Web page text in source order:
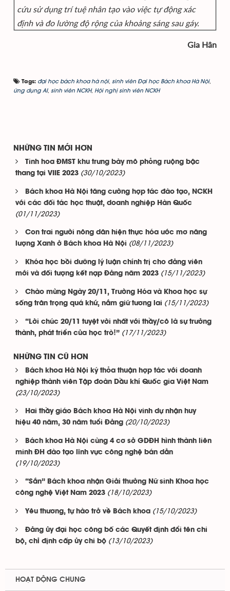
cứu sử dụng trí tuệ nhân tạo vào việc tự động xác
định và đo lường độ rộng của khoảng sáng sau gáy.
Gia Hân
Tags: đại học bách khoa hà nội, sinh viên Đại học Bách khoa Hà Nội,
ứng dụng AI, sinh viên NCKH, Hội nghị sinh viên NCKH
NHỮNG TIN MỚI HƠN
Tinh hoa ĐMST khu trưng bày mô phỏng ruộng bậc
thang tại VIIE 2023 (30/10/2023)
Bách khoa Hà Nội tăng cường hợp tác đào tạo, NCKH
với các đối tác học thuật, doanh nghiệp Hàn Quốc
(01/11/2023)
Con trai người nông dân hiện thực hóa ước mơ năng
lượng Xanh ở Bách khoa Hà Nội (08/11/2023)
Khóa học bồi dưỡng lý luận chính trị cho đảng viên
mới và đối tượng kết nạp Đảng năm 2023 (15/11/2023)
Chào mừng Ngày 20/11, Trường Hóa và Khoa học sự
sống trân trọng quá khứ, nắm giữ tương lai (15/11/2023)
“Lời chúc 20/11 tuyệt vời nhất với thầy/cô là sự trưởng
thành, phát triển của học trò!” (17/11/2023)
NHỮNG TIN CŨ HƠN
Bách khoa Hà Nội ký thỏa thuận hợp tác với doanh
nghiệp thành viên Tập đoàn Dầu khí Quốc gia Việt Nam
(23/10/2023)
Hai thầy giáo Bách khoa Hà Nội vinh dự nhận huy
hiệu 40 năm, 30 năm tuổi Đảng (20/10/2023)
Bách khoa Hà Nội cùng 4 cơ sở GDĐH hình thành liên
minh ĐH đào tạo lĩnh vực công nghệ bán dẫn
(19/10/2023)
“Sắn” Bách khoa nhận Giải thưởng Nữ sinh Khoa học
công nghệ Việt Nam 2023 (18/10/2023)
Yêu thương, tự hào trở về Bách khoa (15/10/2023)
Đảng ủy đại học công bố các Quyết định đổi tên chi
bộ, chỉ định cấp ủy chi bộ (13/10/2023)
HOẠT ĐỘNG CHUNG